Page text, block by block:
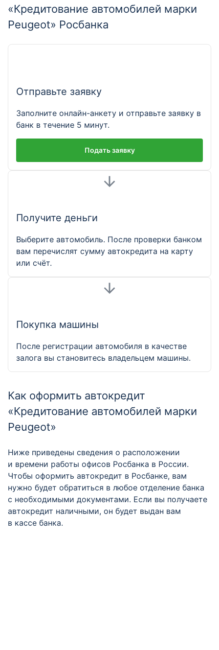
«Кредитование автомобилей марки
Peugeot» Росбанка
Отправьте заявку
Заполните онлайн-анкету и отправьте заявку в
банк в течение 5 минут.
Подать заявку
Получите деньги
Выберите автомобиль. После проверки банком
вам перечислят сумму автокредита на карту
или счёт.
Покупка машины
После регистрации автомобиля в качестве
залога вы становитесь владельцем машины.
Как оформить автокредит
«Кредитование автомобилей марки
Peugeot»
Ниже приведены сведения о расположении
и времени работы офисов Росбанка в России.
Чтобы оформить автокредит в Росбанке, вам
нужно будет обратиться в любое отделение банка
с необходимыми документами. Если вы получаете
автокредит наличными, он будет выдан вам
в кассе банка.